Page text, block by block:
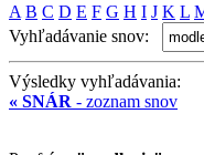
A B C D E F G H I J K L
Vyhľadávanie snov:
Výsledky vyhľadávania:
« SNÁR - zoznam snov